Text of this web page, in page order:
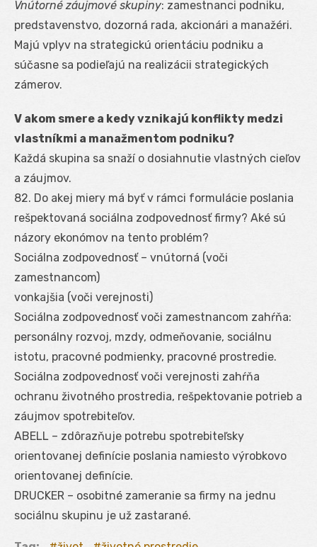
Vnútorné záujmové skupiny: zamestnanci podniku,
predstavenstvo, dozorná rada, akcionári a manažéri.
Majú vplyv na strategickú orientáciu podniku a
súčasne sa podieľajú na realizácii strategických
zámerov.
V akom smere a kedy vznikajú konflikty medzi
vlastníkmi a manažmentom podniku?
Každá skupina sa snaží o dosiahnutie vlastných cieľov
a záujmov.
82. Do akej miery má byť v rámci formulácie poslania
rešpektovaná sociálna zodpovednosť firmy? Aké sú
názory ekonómov na tento problém?
Sociálna zodpovednosť – vnútorná (voči
zamestnancom)
vonkajšia (voči verejnosti)
Sociálna zodpovednosť voči zamestnancom zahŕňa:
personálny rozvoj, mzdy, odmeňovanie, sociálnu
istotu, pracovné podmienky, pracovné prostredie.
Sociálna zodpovednosť voči verejnosti zahŕňa
ochranu životného prostredia, rešpektovanie potrieb a
záujmov spotrebiteľov.
ABELL – zdôrazňuje potrebu spotrebiteľsky
orientovanej definície poslania namiesto výrobkovo
orientovanej definície.
DRUCKER – osobitné zameranie sa firmy na jednu
sociálnu skupinu je už zastarané.